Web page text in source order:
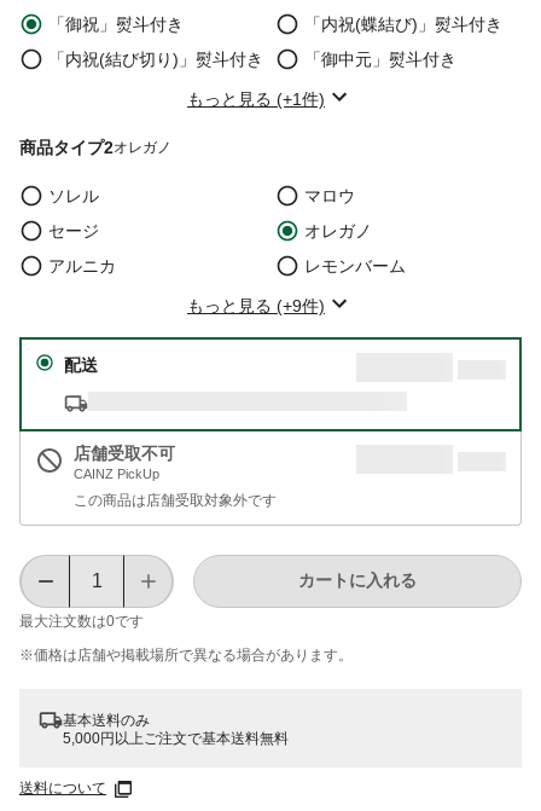
「御祝」熨斗付き
「内祝(蝶結び)」熨斗付き
「内祝(結び切り)」熨斗付き
「御中元」熨斗付き
もっと見る (+1件)
商品タイプ2オレガノ
ソレル
マロウ
セージ
オレガノ
アルニカ
レモンバーム
もっと見る (+9件)
配送
店舗受取不可
CAINZ PickUp
この商品は店舗受取対象外です
最大注文数は0です
カートに入れる
※価格は​店舗や​掲載場所で​異なる​場合が​あります。
基本送料のみ
5,000円以上ご注文で基本送料無料
送料について